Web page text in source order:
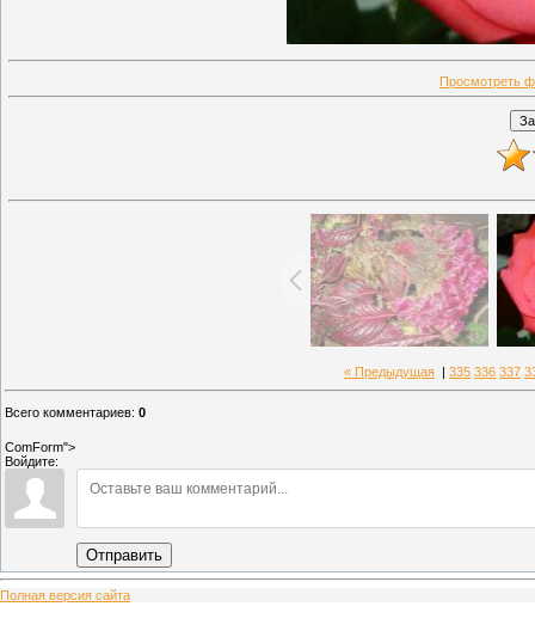
Просмотреть
« Предыдущая 335 336 337
Всего комментариев: 0
ComForm">
Войдите:
Отправить
Полная версия сайта